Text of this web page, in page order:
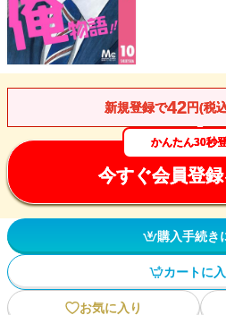
新規登録で42円(税
かんたん30秒
今すぐ会員登
購入手続き
カートに
お気に入り